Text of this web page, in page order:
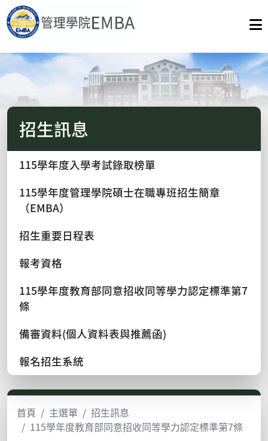
招生訊息
115學年度入學考試錄取榜單
115學年度管理學院碩士在職專班招生簡章
（EMBA）
招生重要日程表
報考資格
115學年度教育部同意招收同等學力認定標準第7
條
備審資料(個人資料表與推薦函)
報名招生系統
首頁 主選單
招生訊息
115學年度教育部同意招收同等學力認定標準第7條